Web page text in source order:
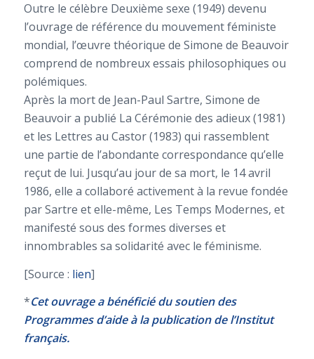
Outre le célèbre Deuxième sexe (1949) devenu
l’ouvrage de référence du mouvement féministe
mondial, l’œuvre théorique de Simone de Beauvoir
comprend de nombreux essais philosophiques ou
polémiques.
Après la mort de Jean-Paul Sartre, Simone de
Beauvoir a publié La Cérémonie des adieux(1981)
et les Lettres au Castor(1983) qui rassemblent
une partie de l’abondante correspondance qu’elle
reçut de lui. Jusqu’au jour de sa mort, le 14 avril
1986, elle a collaboré activement à la revue fondée
par Sartre et elle-même, Les Temps Modernes, et
manifesté sous des formes diverses et
innombrables sa solidarité avec le féminisme.
[Source : lien]
*Cet ouvrage a bénéficié du soutien des
Programmes d’aide à la publication de l’Institut
français.